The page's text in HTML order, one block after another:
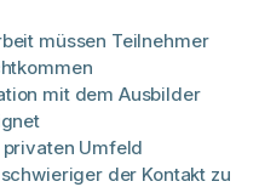
müssen Teilnehmer
mit dem Ausbilder
Umfeld
der Kontakt zu